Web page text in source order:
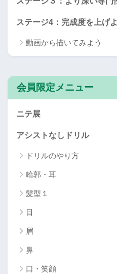
ステージ4：完成度を上げ
動画から描いてみよう
会員限定メニュー
ニテ展
アシストなしドリル
ドリルのやり方
輪郭・耳
髪型１
目
眉
鼻
口・笑顔